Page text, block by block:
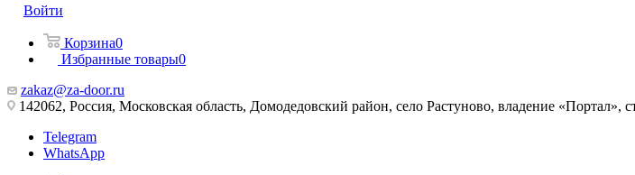
Войти
Корзина0
Избранные товары0
zakaz@za-door.ru
142062, Россия, Московская область, Домодедовский район, село Растуново, владение «Портал»,
Telegram
WhatsApp